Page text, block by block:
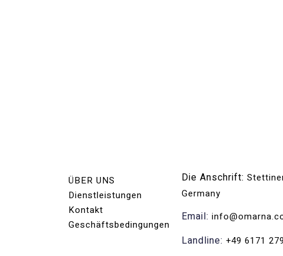
ÜBER UNS
Dienstleistungen
Kontakt
Geschäftsbedingungen
Die Anschrift:
Germany
Email:
Landline: +49 6171